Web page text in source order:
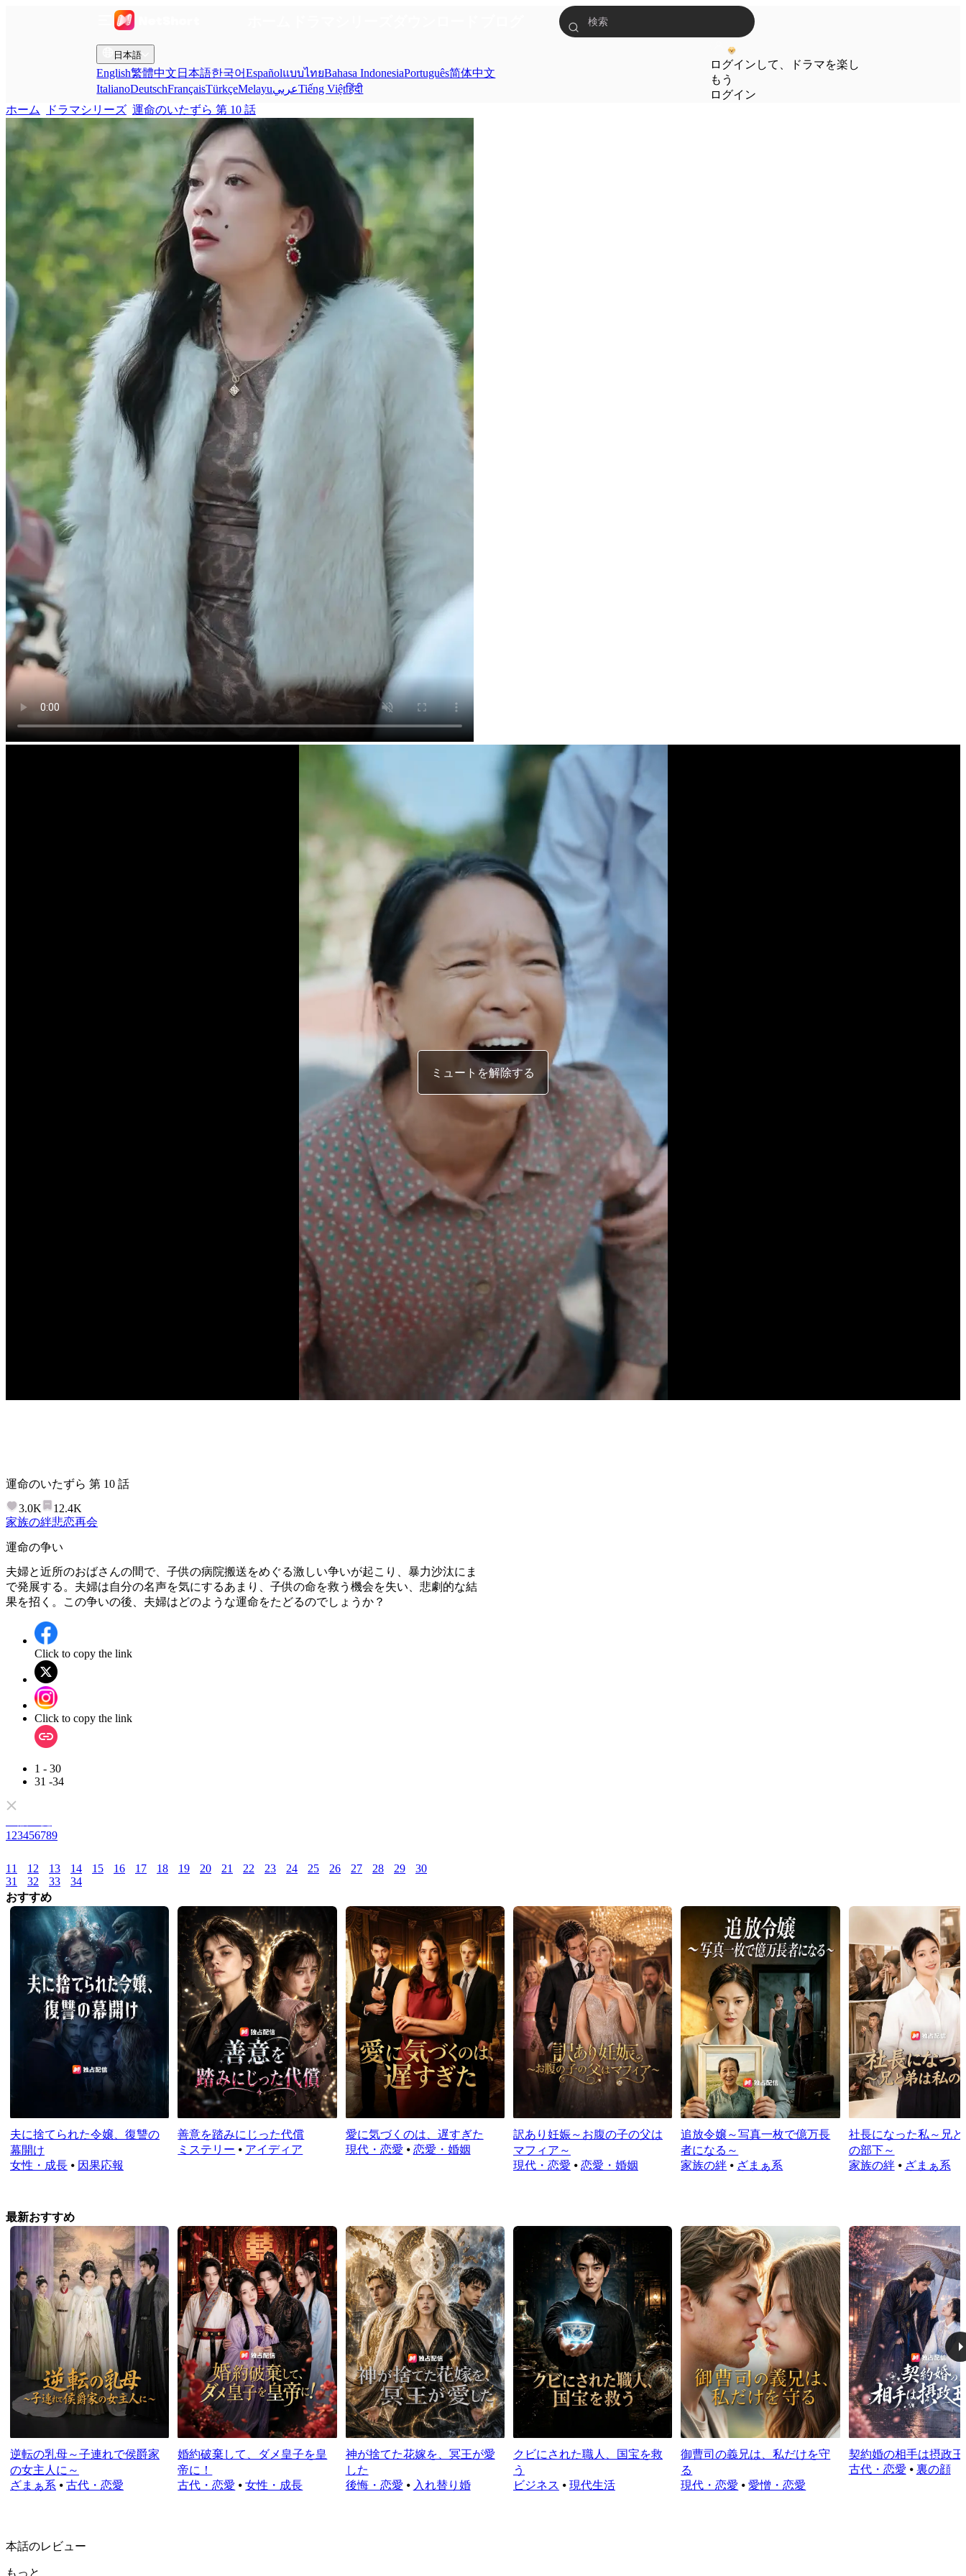
日本語
English繁體中文 日本語한국어EspañolแบบไทยBahasa IndonesiaPortuguês简体中文
ItalianoDeutschFrançaisTürkçeMelayuعربيTiếng Việtहिंदी
ログインして、ドラマを楽し
もう
ログイン
ホーム
ドラマシリーズ 運命のいたずら 第 10 話
ミュートを解除する
誰かが撮影してネットに
載せたら
運命のいたずら 第 10 話
3.0K
12.4K
家族の絆悲恋再会
運命の争い
夫婦と近所のおばさんの間で、子供の病院搬送をめぐる激しい争いが起こり、暴力沙汰にま
で発展する。夫婦は自分の名声を気にするあまり、子供の命を救う機会を失い、悲劇的な結
果を招く。この争いの後、夫婦はどのような運命をたどるのでしょうか？
Click to copy the link
Click to copy the link
1 - 30
31 -34
1 23456789
11 12 13 14 15 16 17 18 19 20 21 22 23 24 25 26 27 28 29
30
31
32 33 34
おすすめ
夫に捨てられた令嬢、復讐の
幕開け
女性・成長 ⦁ 因果応報
善意を踏みにじった代償
ミステリー ⦁ アイディア
愛に気づくのは、遅すぎた
現代・恋愛 ⦁ 恋愛・婚姻
訳あり妊娠～お腹の子の父は
マフィア～
現代・恋愛 ⦁ 恋愛・婚姻
追放令嬢～写真一枚で億万長
者になる～
家族の絆 ⦁ ざまぁ系
社長になった私～兄
の部下～
家族の絆⦁ ざまぁ系
最新おすすめ
逆転の乳母～子連れで侯爵家
の女主人に～
ざまぁ系 ⦁ 古代・恋愛
婚約破棄して、ダメ皇子を皇
帝に！
古代・恋愛 ⦁女性・成長
神が捨てた花嫁を、冥王が愛
した
後悔・恋愛 ⦁ 入れ替り婚
クビにされた職人、国宝を救
う
ビジネス ⦁ 現代生活
御曹司の義兄は、私だけを守
る
現代・恋愛 ⦁愛憎・恋愛
契約婚の相手は摂政王
古代・恋愛 ⦁ 裏の顔
本話のレビュー
もっと